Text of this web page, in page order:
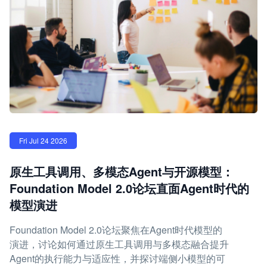
Fri Jul 24 2026
原生工具调用、多模态Agent与开源模型：
Foundation Model 2.0论坛直面Agent时代的
模型演进
Foundation Model 2.0论坛聚焦在Agent时代模型的
演进，讨论如何通过原生工具调用与多模态融合提升
Agent的执行能力与适应性，并探讨端侧小模型的可